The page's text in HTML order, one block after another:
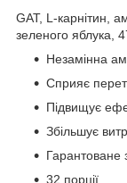
GAT, L-карнітин,
зеленого яблука,
Незамінна
Сприяє
Підвищує
Збільшує
Гарантоване
32 порції